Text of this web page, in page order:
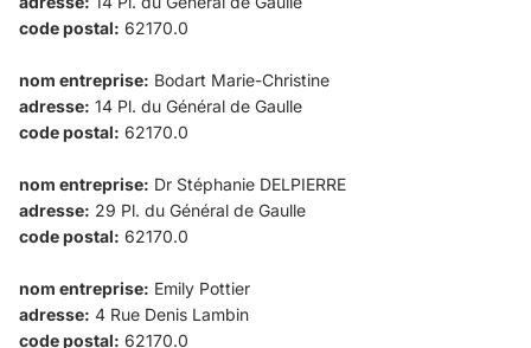
code postal: 62170.0
nom entreprise: Bodart Marie-Christine
adresse: 14 Pl. du Général de Gaulle
code postal: 62170.0
nom entreprise: Dr Stéphanie DELPIERRE
adresse: 29 Pl. du Général de Gaulle
code postal: 62170.0
nom entreprise: Emily Pottier
adresse: 4 Rue Denis Lambin
code postal: 62170.0